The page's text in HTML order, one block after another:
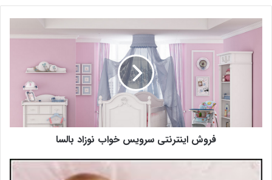
فروش اینترنتی سرویس خواب نوزاد بالسا